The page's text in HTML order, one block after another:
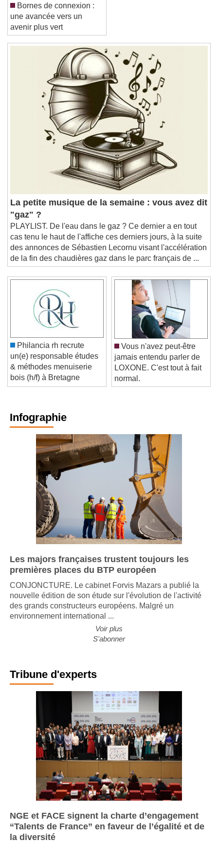
Reset
Close Modal Dialog
End of dialog window.
Bornes de connexion :
une avancée vers un
avenir plus vert
La petite musique de la semaine : vous avez dit
"gaz" ?
PLAYLIST. De l'eau dans le gaz ? Ce dernier a en tout
cas tenu le haut de l'affiche ces derniers jours, à la suite
des annonces de Sébastien Lecornu visant l'accélération
de la fin des chaudières gaz dans le parc français de ...
Philancia rh recrute
un(e) responsable études
& méthodes menuiserie
bois (h/f) à Bretagne
Vous n'avez peut-être
jamais entendu parler de
LOXONE. C'est tout à fait
normal.
Infographie
Les majors françaises trustent toujours les
premières places du BTP européen
CONJONCTURE. Le cabinet Forvis Mazars a publié la
nouvelle édition de son étude sur l'évolution de l'activité
des grands constructeurs européens. Malgré un
Voir plus
Tribune d'experts
NGE et FACE signent la charte d’engagement
“Talents de France” en faveur de l’égalité et de